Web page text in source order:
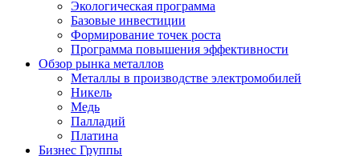
Экологическая программа
Базовые инвестиции
Формирование точек роста
Программа повышения эффективности
Обзор рынка металлов
Металлы в производстве электромобилей
Никель
Медь
Палладий
Платина
Бизнес Группы